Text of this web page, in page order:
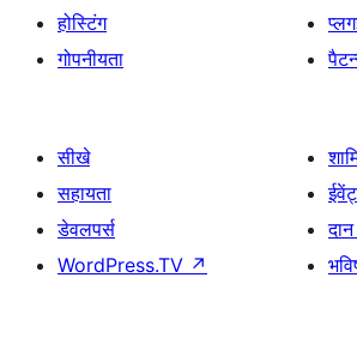
होस्टिंग
गोपनीयता
सीखे
सहायता
डेवलपर्स
WordPress.TV ↗